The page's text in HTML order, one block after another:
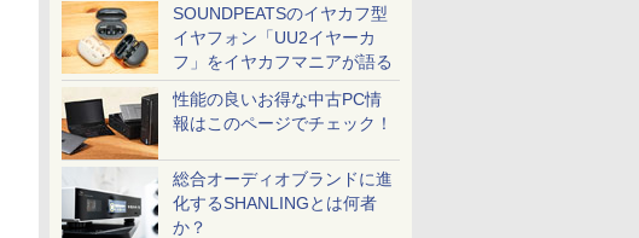
SOUNDPEATSのイヤカフ型
イヤフォン「UU2イヤーカ
フ」をイヤカフマニアが語る
性能の良いお得な中古PC情
報はこのページでチェック！
総合オーディオブランドに進
化するSHANLINGとは何者
か？